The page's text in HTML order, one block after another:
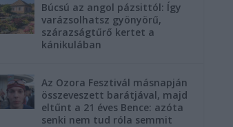
Búcsú az angol pázsittól: Így
varázsolhatsz gyönyörű,
szárazságtűrő kertet a
kánikulában
Az Ozora Fesztivál másnapján
összeveszett barátjával, majd
eltűnt a 21 éves Bence: azóta
senki nem tud róla semmit